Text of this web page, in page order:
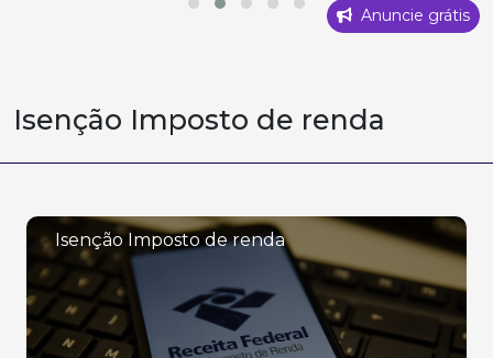
Anuncie grátis
Isenção Imposto de renda
Isenção Imposto de renda